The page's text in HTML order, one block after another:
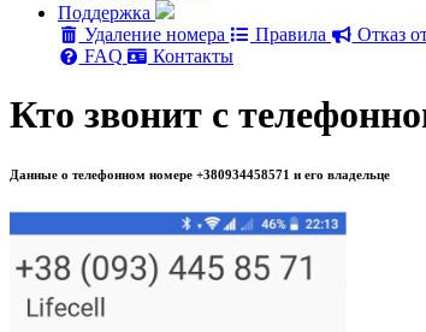
Поддержка
Удаление номера
Правила
Отказ
FAQ
Контакты
Кто звонит с
Данные о телефонном номере +380934458571 и его владельце